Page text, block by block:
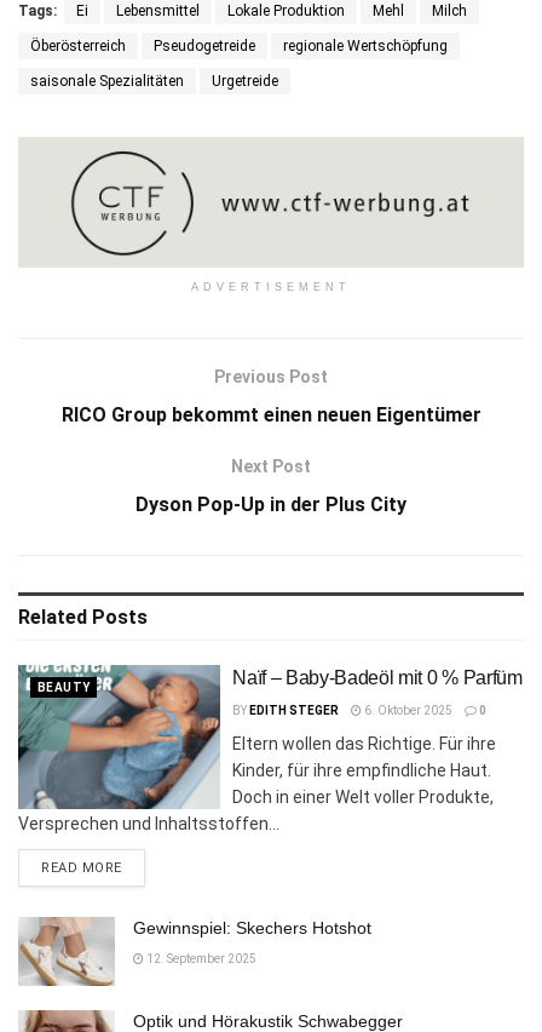
Tags: Ei Lebensmittel Lokale Produktion Mehl Milch
Öberösterreich Pseudogetreide regionale Wertschöpfung
saisonale Spezialitäten Urgetreide
ADVERTISEMENT
Previous Post
RICO Group bekommt einen neuen Eigentümer
Next Post
Dyson Pop-Up in der Plus City
Related Posts
BEAUTY Naïf – Baby-Badeöl mit 0 % Parfüm
BY EDITH STEGER 6. Oktober 2025 0
Eltern wollen das Richtige. Für ihre
Kinder, für ihre empfindliche Haut.
Doch in einer Welt voller Produkte,
Versprechen und Inhaltsstoffen...
READ MOREDETAILS
Gewinnspiel: Skechers Hotshot
12. September 2025
Optik und Hörakustik Schwabegger